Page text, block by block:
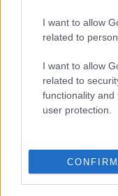
I want to allow
related to
I want to allow
related to
functionality
user protection.
CONFIRM
Amikor kézbe